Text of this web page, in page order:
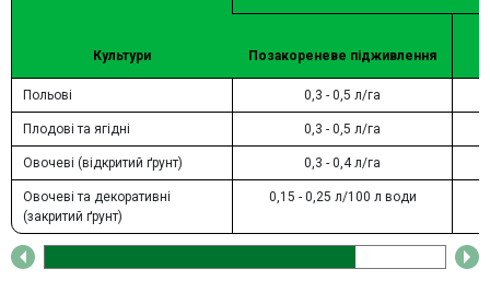
Культури Позакореневе підживлення
Польові 0,3 - 0,5 л/га
Плодові та ягідні 0,3 - 0,5 л/га
Овочеві (відкритий ґрунт) 0,3 - 0,4 л/га
Овочеві та декоративні
(закритий ґрунт)
0,15 - 0,25 л/100 л води